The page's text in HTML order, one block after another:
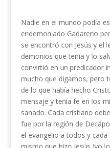
Nadie en el mundo podía
endemoniado Gadareno
se encontró con Jesús y el
demonios que tenia y lo
convirtió en un predicador
mucho que digamos, pero
de lo que había hecho
mensaje y tenía fe en los
sanado. Cada cristiano
fue por la región de
el evangelio a todos y